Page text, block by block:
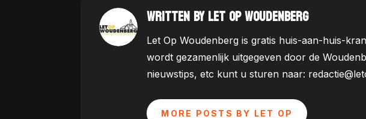
WRITTEN BY LET OP WOUDENBERG
Let Op Woudenberg is gratis huis-aan-huis-
wordt gezamenlijk uitgegeven door de
nieuwstips, etc kunt u sturen naar:
MORE POSTS BY LET OP